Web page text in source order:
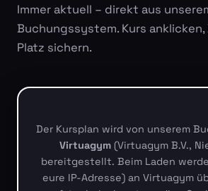
Immer aktuell – direkt aus
Buchungssystem. Kurs anklicken,
Platz sichern.
Der Kursplan wird von unserem
Virtuagym(Virtuagym B.V.,
bereitgestellt. Beim Laden
eure IP-Adresse) an Virtuagym